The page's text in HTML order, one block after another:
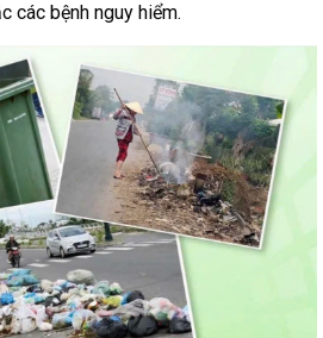
các bệnh nguy hiểm.